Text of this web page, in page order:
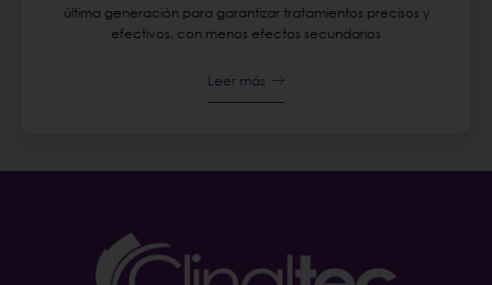
última generación para garantizar tratamientos precisos y
efectivos, con menos efectos secundarios
Leer más